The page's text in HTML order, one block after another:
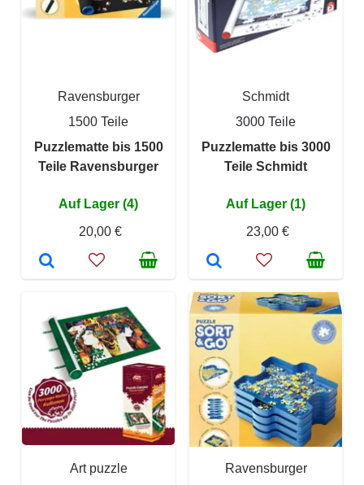
Ravensburger
1500 Teile
Puzzlematte bis 1500
Teile Ravensburger
Auf Lager (4)
20,00 €
Schmidt
3000 Teile
Puzzlematte bis 3000
Teile Schmidt
Auf Lager (1)
23,00 €
Art puzzle
Ravensburger